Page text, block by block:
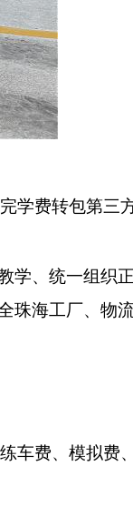
学费转包第三
学、统一组织
珠海工厂、物
车费、模拟